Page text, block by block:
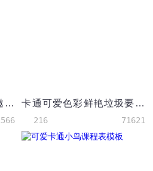
卡通可爱风英语社纳新邀请手抄报 卡通可爱色彩鲜艳垃圾要分类手抄报
216 71621